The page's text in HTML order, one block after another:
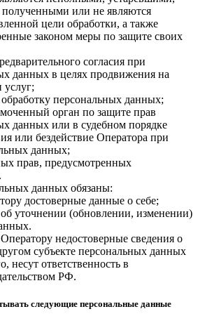
или не являются
цели обработки, а также
законом меры по защите своих
согласия при
данных в целях продвижения на
услуг;
персональных данных;
орган по защите прав
данных или в судебном порядке
или бездействие Оператора при
данных;
прав, предусмотренных
данных обязаны:
достоверные данные о себе;
уточнении (обновлении, изменении)
недостоверные сведения о
субъекте персональных данных
несут ответственность в
РФ.
следующие персональные данные